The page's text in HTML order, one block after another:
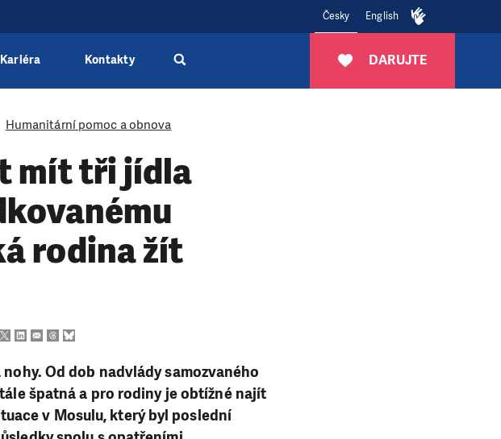
Česky English
DARUJTE
Kariéra Kontakty
Humanitární pomoc a obnova
mít tři jídla
rodina žít
Od dob nadvlády samozvaného
špatná a pro rodiny je obtížné najít
v Mosulu, který byl poslední